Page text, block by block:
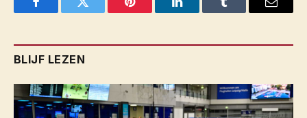
FacebookTwitter Pinterest LinkedInTumblr Email
BLIJF LEZEN